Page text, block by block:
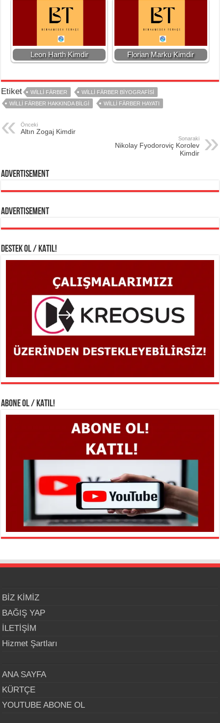
Leon Harth Kimdir Florian Marku Kimdir
Etiket WILLI FÄRBER
WILLI FÄRBER BIYOGRAFISI
WILLI FÄRBER HAKKINDA BILGI
WILLI FÄRBER HAYATI
Önceki
Altın Zogaj Kimdir
Sonaraki
Nikolay Fyodoroviç Korolev
Kimdir
Advertisement
Advertisement
DESTEK OL / KATIL!
ABONE OL / KATIL!
BİZ KİMİZ
BAĞIŞ YAP
İLETİŞİM
Hizmet Şartları
ANA SAYFA
KÜRTÇE
YOUTUBE ABONE OL